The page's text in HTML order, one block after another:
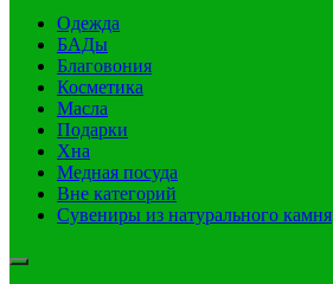
Одежда
БАДы
Благовония
Косметика
Масла
Подарки
Хна
Медная посуда
Вне категорий
Сувениры из натурального камня